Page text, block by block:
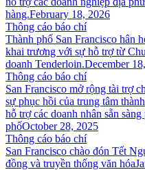
hàng.February 18, 2026
Thông cáo báo chí
Thành phố San Francisco hân
khai trương với sự hỗ trợ từ
doanh Tenderloin.December
Thông cáo báo chí
San Francisco mở rộng tài trợ
sự phục hồi của trung tâm
hỗ trợ các doanh nhân sẵn
phốOctober 28, 2025
Thông cáo báo chí
San Francisco chào đón Tết
đồng và truyền thống văn hóa